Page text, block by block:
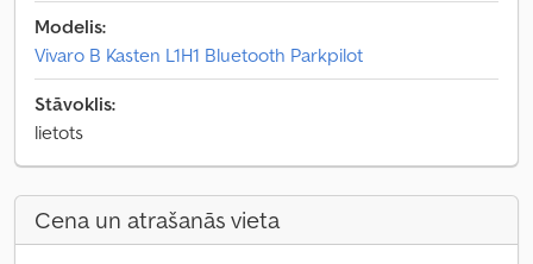
Modelis:
Vivaro B Kasten L1H1 Bluetooth Parkpilot
Stāvoklis:
lietots
Cena un atrašanās vieta